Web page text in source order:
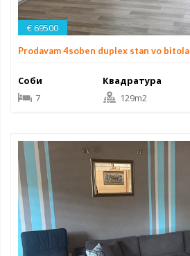
€ 69500
Prodavam 4soben duplex stan vo bitola
Соби
7
Квадратура
129m2